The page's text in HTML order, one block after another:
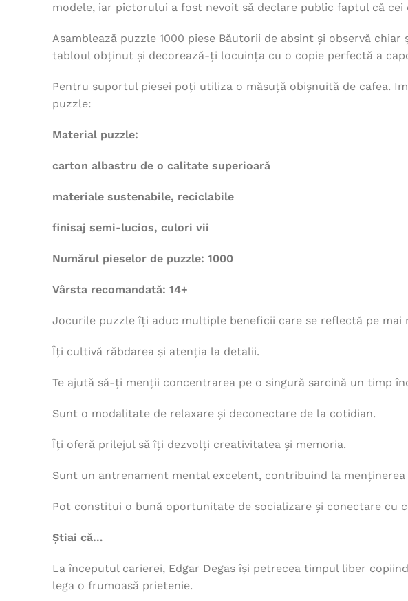
modele, iar pictorului a fost nevoit să declare public faptul că cei
Asamblează puzzle 1000 piese Băutorii de absint și observă
tabloul obținut și decorează-ți locuința cu o copie perfectă a
Pentru suportul piesei poți utiliza o măsuță obișnuită de cafea.
puzzle:
Material puzzle:
carton albastru de o calitate superioară
materiale sustenabile, reciclabile
finisaj semi-lucios, culori vii
Numărul pieselor de puzzle: 1000
Vârsta recomandată: 14+
Jocurile puzzle îți aduc multiple beneficii care se reflectă pe mai
Îți cultivă răbdarea și atenția la detalii.
Te ajută să-ți menții concentrarea pe o singură sarcină un timp
Sunt o modalitate de relaxare și deconectare de la cotidian.
Îți oferă prilejul să îți dezvolți creativitatea și memoria.
Sunt un antrenament mental excelent, contribuind la
Pot constitui o bună oportunitate de socializare și conectare cu
Știai că…
La începutul carierei, Edgar Degas își petrecea timpul liber
lega o frumoasă prietenie.